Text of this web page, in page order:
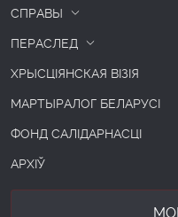
СПРАВЫ
ПЕРАСЛЕД
ХРЫСЦІЯНСКАЯ ВІЗІЯ
МАРТЫРАЛОГ БЕЛАРУСІ
ФОНД САЛІДАРНАСЦІ
АРХІЎ